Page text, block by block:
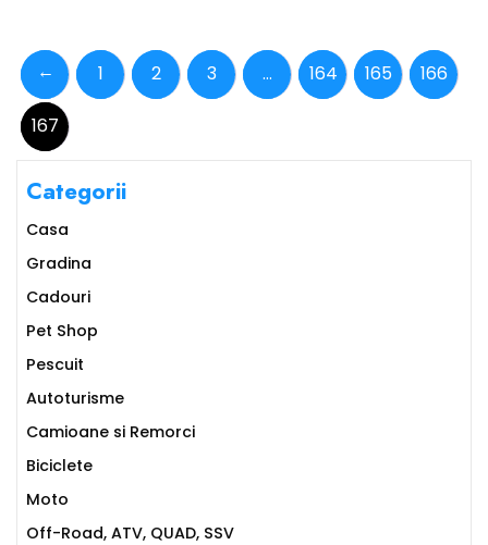
← 1 2 3 … 164 165 166
167
Categorii
Casa
Gradina
Cadouri
Pet Shop
Pescuit
Autoturisme
Camioane si Remorci
Biciclete
Moto
Off-Road, ATV, QUAD, SSV